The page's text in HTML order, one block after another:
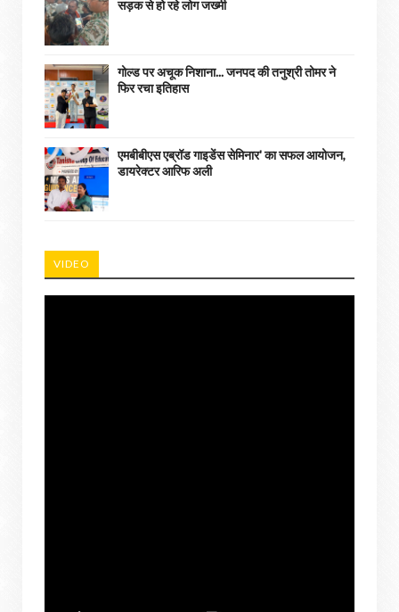
सड़क से हो रहे लोग जख्मी
गोल्ड पर अचूक निशाना... जनपद की तनुश्री तोमर ने
फिर रचा इतिहास
एमबीबीएस एब्रॉड गाइडेंस सेमिनार' का सफल आयोजन,
डायरेक्टर आरिफ अली
VIDEO